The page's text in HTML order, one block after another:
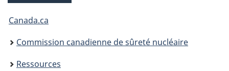
Vous
êtes
ici
Canada.ca
Commission canadienne de sûreté nucléaire
Ressources